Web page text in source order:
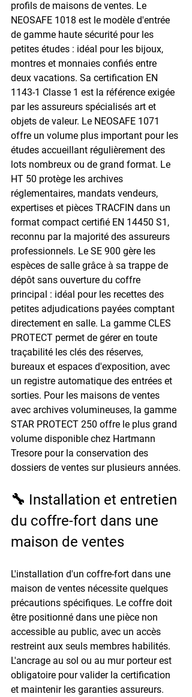
profils de maisons de ventes. Le
NEOSAFE 1018 est le modèle d'entrée
de gamme haute sécurité pour les
petites études : idéal pour les bijoux,
montres et monnaies confiés entre
deux vacations. Sa certification EN
1143-1 Classe 1 est la référence exigée
par les assureurs spécialisés art et
objets de valeur. Le NEOSAFE 1071
offre un volume plus important pour les
études accueillant régulièrement des
lots nombreux ou de grand format. Le
HT 50 protège les archives
réglementaires, mandats vendeurs,
expertises et pièces TRACFIN dans un
format compact certifié EN 14450 S1,
reconnu par la majorité des assureurs
professionnels. Le SE 900 gère les
espèces de salle grâce à sa trappe de
dépôt sans ouverture du coffre
principal : idéal pour les recettes des
petites adjudications payées comptant
directement en salle. La gamme CLES
PROTECT permet de gérer en toute
traçabilité les clés des réserves,
bureaux et espaces d'exposition, avec
un registre automatique des entrées et
sorties. Pour les maisons de ventes
avec archives volumineuses, la gamme
STAR PROTECT 250 offre le plus grand
volume disponible chez Hartmann
Tresore pour la conservation des
dossiers de ventes sur plusieurs années.
🔧 Installation et entretien
du coffre-fort dans une
maison de ventes
L'installation d'un coffre-fort dans une
maison de ventes nécessite quelques
précautions spécifiques. Le coffre doit
être positionné dans une pièce non
accessible au public, avec un accès
restreint aux seuls membres habilités.
L'ancrage au sol ou au mur porteur est
obligatoire pour valider la certification
et maintenir les garanties assureurs.